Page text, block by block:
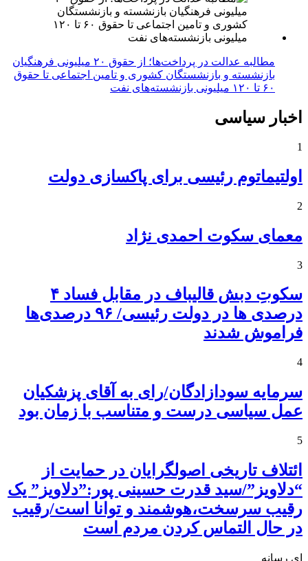
مطالبه عدالت در پرداخت‌ها؛ از حقوق ۲۰ میلیونی فرهنگیان
بازنشسته و بازنشستگان کشوری و تامین اجتماعی تا حقوق
۶۰ تا ۱۲۰ میلیونی بازنشسته‌های نفت
اخبار سیاسی
1
اولتیماتوم رئیسی برای پاکسازی دولت
2
معمای سکوت احمدی نژاد
3
سکوتِ دبش قالیباف در مقابل فساد ۴
درصدی ها در دولت رئیسی/ ۹۶ درصدی‌ها
فراموش شدند
4
سرمایه سودازادگان/رای به آقای پزشکیان
عمل سیاسی درست و متناسب با زمان بود
5
ائتلاف تاریخی اصولگرایان در حمایت از
“دلاویز”/سید قدرت حسینی پور:”دلاویز” یک
رقیب سرسخت،هوشمند و توانا است/رقیب
در حال التماس کردن مردم است
ای رسانه